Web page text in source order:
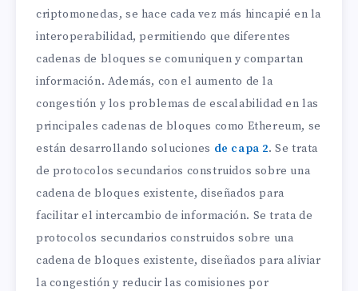
criptomonedas, se hace cada vez más hincapié en la
interoperabilidad, permitiendo que diferentes
cadenas de bloques se comuniquen y compartan
información. Además, con el aumento de la
congestión y los problemas de escalabilidad en las
principales cadenas de bloques como Ethereum, se
están desarrollando soluciones de capa 2. Se trata
de protocolos secundarios construidos sobre una
cadena de bloques existente, diseñados para
facilitar el intercambio de información. Se trata de
protocolos secundarios construidos sobre una
cadena de bloques existente, diseñados para aliviar
la congestión y reducir las comisiones por